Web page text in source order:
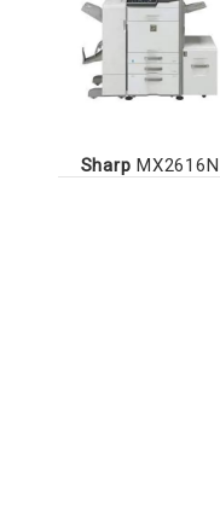
Sharp MX2616N